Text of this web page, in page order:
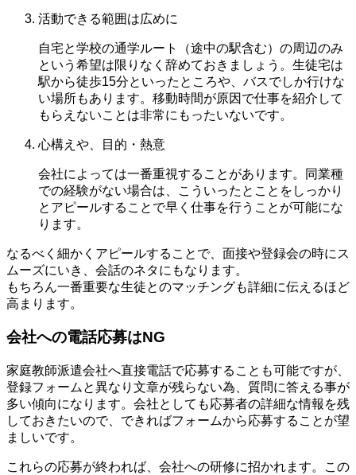
活動できる範囲は広めに
自宅と学校の通学ルート（途中の駅含む）の周辺のみ
という希望は限りなく辞めておきましょう。生徒宅は
駅から徒歩15分といったところや、バスでしか行けな
い場所もあります。移動時間が原因で仕事を紹介して
もらえないことは非常にもったいないです。
心構えや、目的・熱意
会社によっては一番重視することがあります。同業種
での経験がない場合は、こういったとことをしっかり
とアピールすることで早く仕事を行うことが可能にな
ります。
なるべく細かくアピールすることで、面接や登録会の時にス
ムーズにいき、会話のネタにもなります。
もちろん一番重要な生徒とのマッチングも詳細に伝えるほど
高まります。
会社への電話応募はNG
家庭教師派遣会社へ直接電話で応募することも可能ですが、
登録フォームと異なり文章が残らない為、質問に答える事が
多い傾向になります。会社としても応募者の詳細な情報を残
しておきたいので、 できればフォームから応募することが望
ましいです。
これらの応募が終われば、会社への研修に招かれます。この